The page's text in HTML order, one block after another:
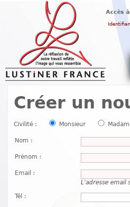
Accès
Créer un
Civilité : Monsieur
Nom :
Prénom :
Email :
L'adresse email
Tél :